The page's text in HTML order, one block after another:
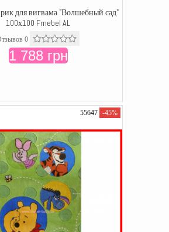
для вигвама "Волшебный сад"
100х100 Fmebel AL
0
1 788 грн
55647 -45%